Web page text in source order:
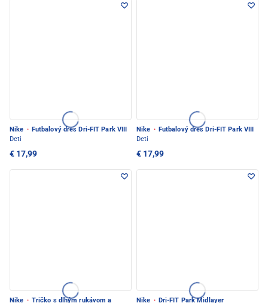
Nike · Futbalový dres Dri-FIT Park VIII
Deti
€ 17,99
Nike · Futbalový dres Dri-FIT Park VIII
Deti
€ 17,99
Nike · Tričko s dlhým rukávom a Nike · Dri-FIT Park Midlayer